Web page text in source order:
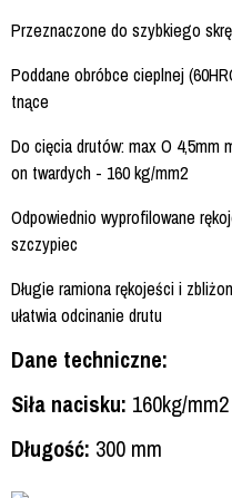
Przeznaczone do szybkiego
Poddane obróbce cieplnej
tnące
Do cięcia drutów: max O 4,5mm
on twardych - 160 kg/mm2
Odpowiednio wyprofilowane
szczypiec
Długie ramiona rękojeści i
ułatwia odcinanie drutu
Dane techniczne:
Siła nacisku: 160kg/mm2
Długość: 300 mm